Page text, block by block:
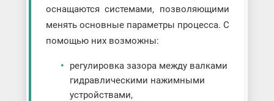
оснащаются системами, позволяющими
менять основные параметры процесса. С
помощью них возможны:
регулировка зазора между валками
гидравлическими нажимными
устройствами,